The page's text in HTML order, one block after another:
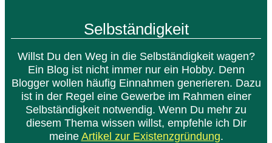
Selbständigkeit
Willst Du den Weg in die Selbständigkeit wagen?
Ein Blog ist nicht immer nur ein Hobby. Denn
Blogger wollen häufig Einnahmen generieren. Dazu
ist in der Regel eine Gewerbe im Rahmen einer
Selbständigkeit notwendig. Wenn Du mehr zu
diesem Thema wissen willst, empfehle ich Dir
meineArtikel zur Existenzgründung.